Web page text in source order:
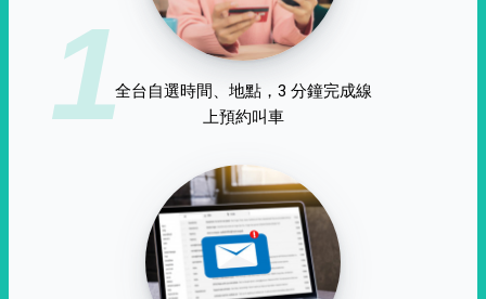
1全台自選時間、地點，3 分鐘完成線
上預約叫車